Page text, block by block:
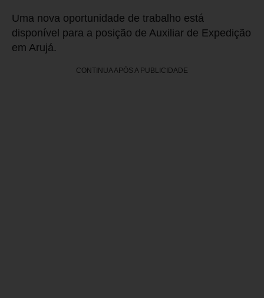
Uma nova oportunidade de trabalho está
disponível para a posição de Auxiliar de Expedição
em Arujá.
CONTINUA APÓS A PUBLICIDADE